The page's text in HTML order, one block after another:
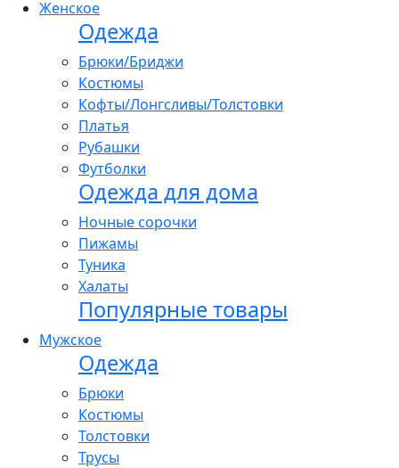
Женское
Одежда
Брюки/Бриджи
Костюмы
Кофты/Лонгсливы/Толстовки
Платья
Рубашки
Футболки
Одежда для дома
Ночные сорочки
Пижамы
Туника
Халаты
Популярные товары
Мужское
Одежда
Брюки
Костюмы
Толстовки
Трусы